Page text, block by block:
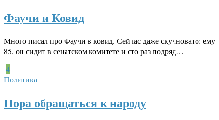
Фаучи и Ковид
Много писал про Фаучи в ковид. Сейчас даже скучновато: ему
85, он сидит в сенатском комитете и сто раз подряд…
4
Политика
Пора обращаться к народу